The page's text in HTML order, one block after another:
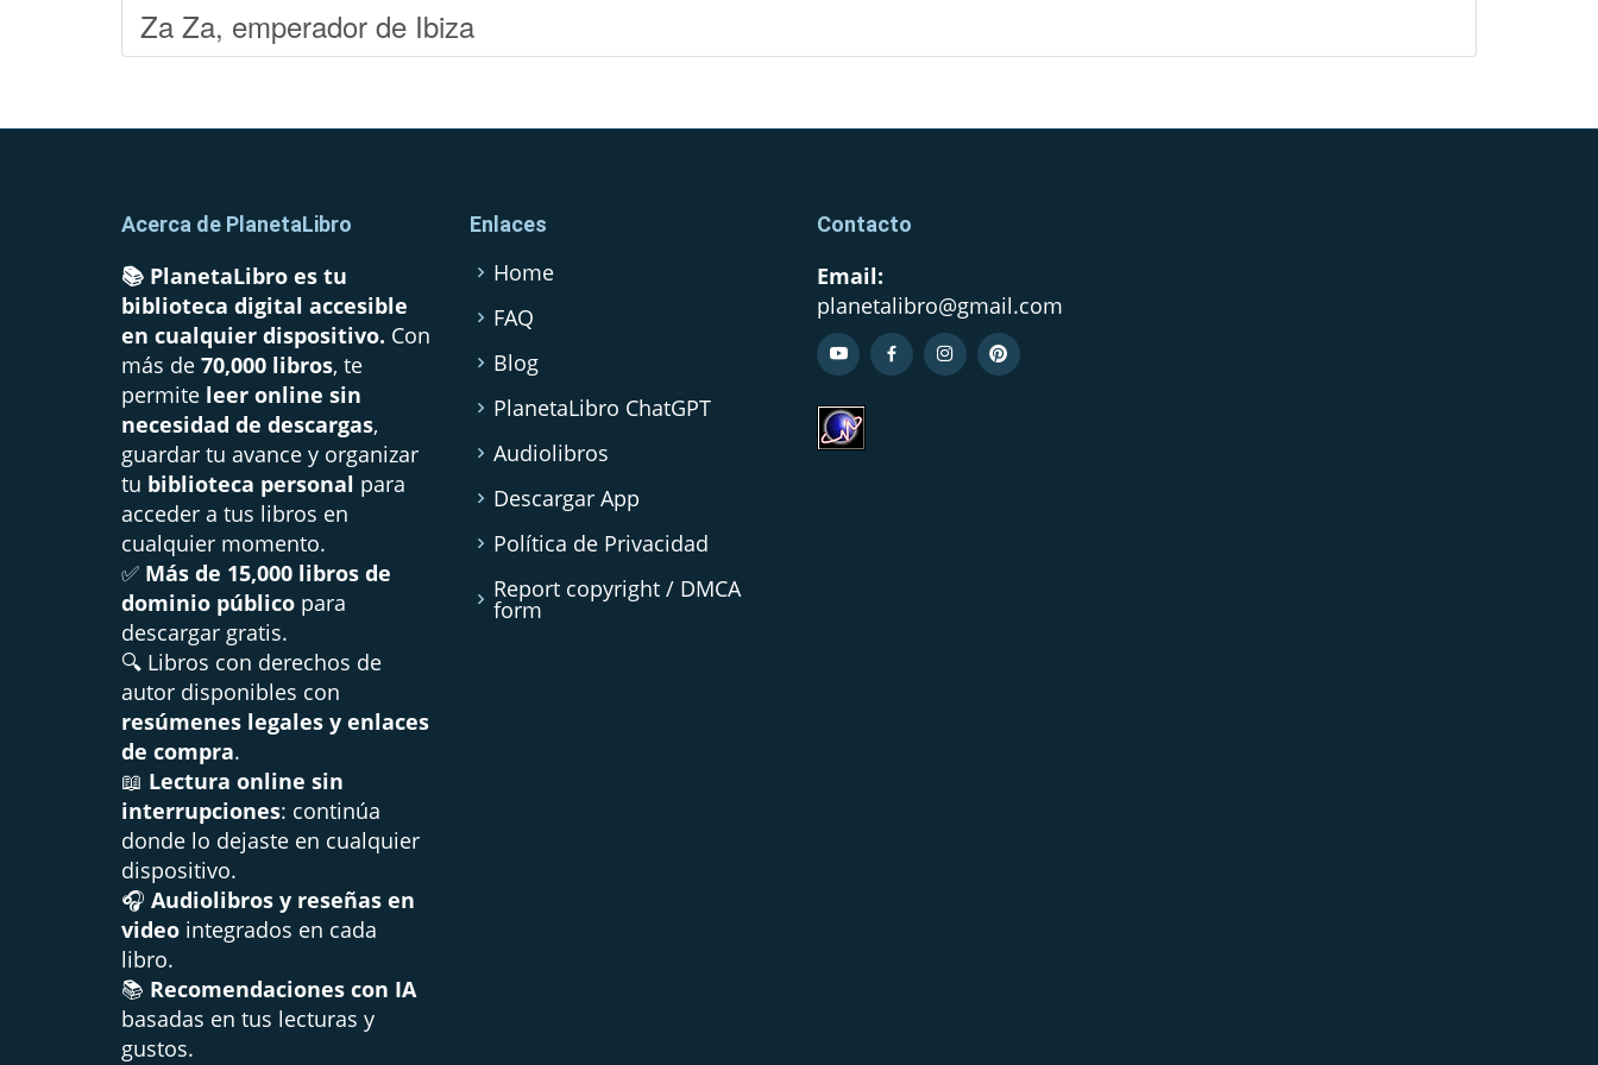
Za Za, emperador de Ibiza
Acerca de PlanetaLibro
📚 PlanetaLibro es tu
biblioteca digital accesible
en cualquier dispositivo. Con
más de 70,000 libros, te
permite leer online sin
necesidad de descargas,
guardar tu avance y organizar
tu biblioteca personal para
acceder a tus libros en
cualquier momento.
✅ Más de 15,000 libros de
dominio público para
descargar gratis.
🔍 Libros con derechos de
autor disponibles con
resúmenes legales y enlaces
de compra.
📖 Lectura online sin
interrupciones: continúa
donde lo dejaste en cualquier
dispositivo.
🎧 Audiolibros y reseñas en
video integrados en cada
libro.
📚 Recomendaciones con IA
basadas en tus lecturas y
gustos.
Enlaces
Home
FAQ
Blog
PlanetaLibro ChatGPT
Audiolibros
Descargar App
Política de Privacidad
Report copyright / DMCA
form
Contacto
Email:
planetalibro@gmail.com